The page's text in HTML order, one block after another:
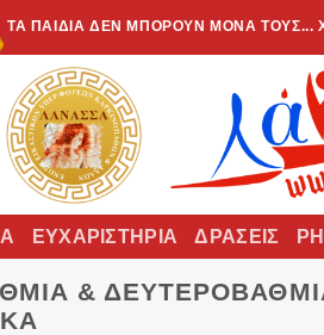
ΤΑ ΠΑΙΔΙΆ ΔΕΝ ΜΠΟΡΟΎΝ ΜΌΝΑ ΤΟΥΣ...
ΕΥΧΑΡΙΣΤΉΡΙΑ ΔΡΆΣΕΙΣ
&